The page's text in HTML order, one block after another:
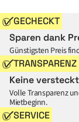
GECHECKT
Sparen dank
Günstigsten Preis
TRANSPARENZ
Keine
Volle Transparenz
Mietbeginn.
SERVICE